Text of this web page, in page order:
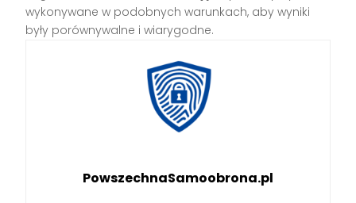
wykonywane w podobnych warunkach, aby wyniki
były porównywalne i wiarygodne.
PowszechnaSamoobrona.pl